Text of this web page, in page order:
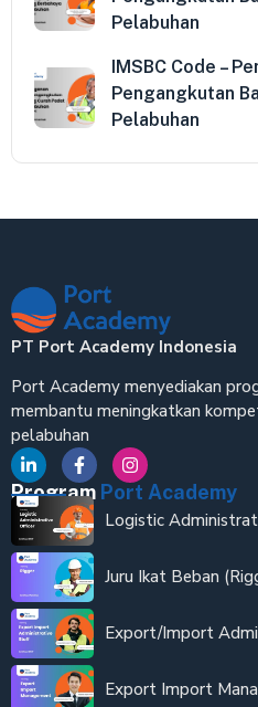
Pelabuhan
IMSBC Code –
Pengangkutan
Pelabuhan
PT Port Academy Indonesia
Port Academy menyediakan
membantu meningkatkan
pelabuhan
Program Port Academy
Logistic
Juru Ikat Beban
Export/Import
Export Import